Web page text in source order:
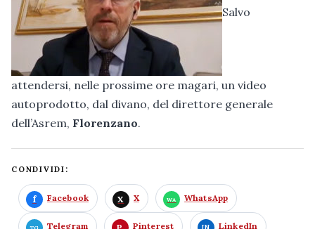
Salvo
attendersi, nelle prossime ore magari, un video
autoprodotto, dal divano, del direttore generale
dell’Asrem, Florenzano.
CONDIVIDI:
Facebook X WhatsApp
Telegram Pinterest LinkedIn